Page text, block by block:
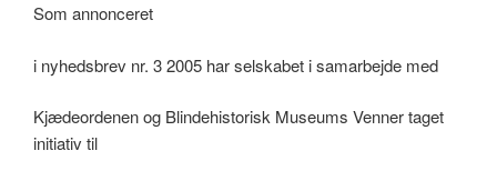
Som annonceret
i nyhedsbrev nr. 3 2005 har selskabet i samarbejde med
Kjædeordenen og Blindehistorisk Museums Venner taget
initiativ til